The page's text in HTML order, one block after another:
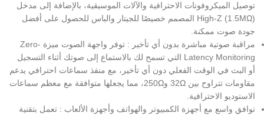
توصيل الميكروفونات الاحترافية والآلات الموسيقية، بالإضافة إلى مدخل
High-Z (1.5MΩ) المصمم خصيصًا للجيتار والباس للحصول على أفضل
جودة صوت ممكنة.
مراقبة صوتية مباشرة بدون أي تأخير : توفر واجهة الصوت ميزة Zero-
Latency Monitoring التي تسمح لك بالاستماع إلى صوتك أثناء التسجيل
أو البث في الوقت الفعلي دون أي تأخير، مع منفذ سماعات احترافي يدعم
مقاومات تتراوح بين 32Ω و250Ω، مما يجعلها متوافقة مع معظم سماعات
الاستوديو الاحترافية.
توافق واسع مع أجهزة الكمبيوتر والهواتف وأجهزة الألعاب : تعمل بتقنية